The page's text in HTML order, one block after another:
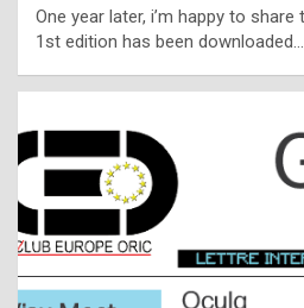
l
t
t
s
t
One year later, i’m happy to
1st edition has been downloaded…